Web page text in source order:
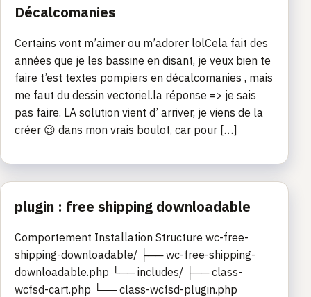
Décalcomanies
Certains vont m’aimer ou m’adorer lolCela fait des
années que je les bassine en disant, je veux bien te
faire t’est textes pompiers en décalcomanies , mais
me faut du dessin vectoriel.la réponse => je sais
pas faire. LA solution vient d’ arriver, je viens de la
créer 😉 dans mon vrais boulot, car pour […]
plugin : free shipping downloadable
Comportement Installation Structure wc-free-
shipping-downloadable/ ├── wc-free-shipping-
downloadable.php └── includes/ ├── class-
wcfsd-cart.php └── class-wcfsd-plugin.php